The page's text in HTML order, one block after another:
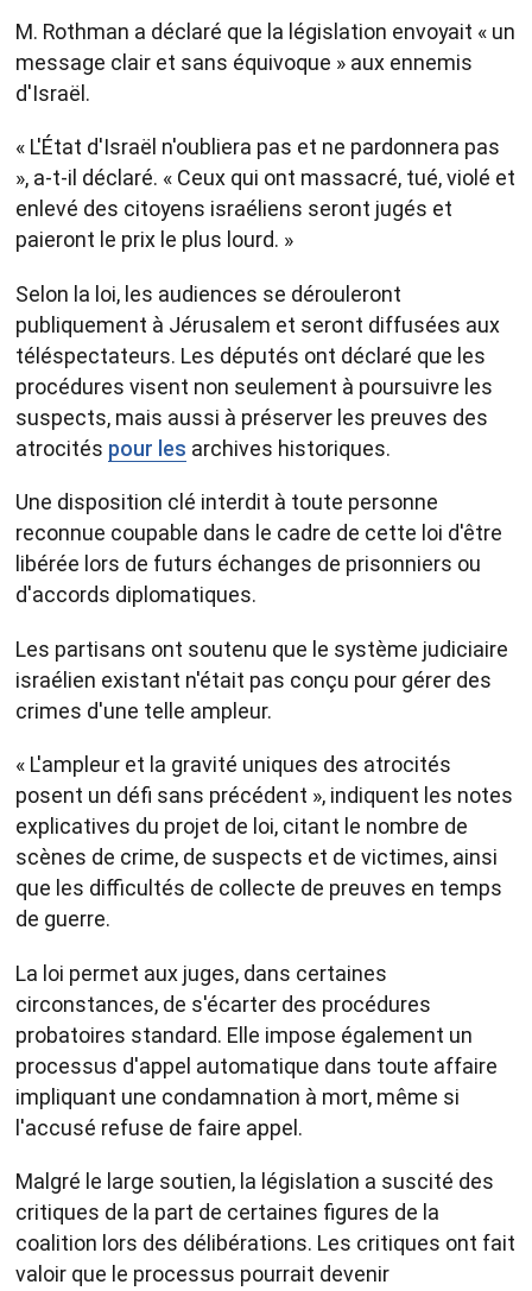
M. Rothman a déclaré que la législation envoyait « un
message clair et sans équivoque » aux ennemis
d'Israël.
« L'État d'Israël n'oubliera pas et ne pardonnera pas
», a-t-il déclaré. « Ceux qui ont massacré, tué, violé et
enlevé des citoyens israéliens seront jugés et
paieront le prix le plus lourd. »
Selon la loi, les audiences se dérouleront
publiquement à Jérusalem et seront diffusées aux
téléspectateurs. Les députés ont déclaré que les
procédures visent non seulement à poursuivre les
suspects, mais aussi à préserver les preuves des
atrocités pour les archives historiques.
Une disposition clé interdit à toute personne
reconnue coupable dans le cadre de cette loi d'être
libérée lors de futurs échanges de prisonniers ou
d'accords diplomatiques.
Les partisans ont soutenu que le système judiciaire
israélien existant n'était pas conçu pour gérer des
crimes d'une telle ampleur.
« L'ampleur et la gravité uniques des atrocités
posent un défi sans précédent », indiquent les notes
explicatives du projet de loi, citant le nombre de
scènes de crime, de suspects et de victimes, ainsi
que les difficultés de collecte de preuves en temps
de guerre.
La loi permet aux juges, dans certaines
circonstances, de s'écarter des procédures
probatoires standard. Elle impose également un
processus d'appel automatique dans toute affaire
impliquant une condamnation à mort, même si
l'accusé refuse de faire appel.
Malgré le large soutien, la législation a suscité des
critiques de la part de certaines figures de la
coalition lors des délibérations. Les critiques ont fait
valoir que le processus pourrait devenir